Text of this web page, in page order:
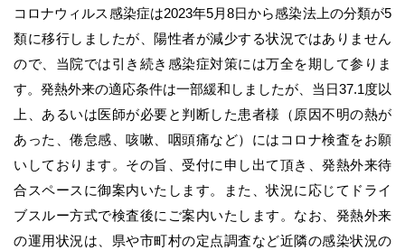
コロナウィルス感染症は2023年5月8日から感染法上の分類が5
類に移行しましたが、陽性者が減少する状況ではありません
ので、当院では引き続き感染症対策には万全を期して参りま
す。発熱外来の適応条件は一部緩和しましたが、当日37.1度以
上、あるいは医師が必要と判断した患者様（原因不明の熱が
あった、倦怠感、咳嗽、咽頭痛など）にはコロナ検査をお願
いしております。その旨、受付に申し出て頂き、発熱外来待
合スペースに御案内いたします。また、状況に応じてドライ
ブスルー方式で検査後にご案内いたします。なお、発熱外来
の運用状況は、県や市町村の定点調査など近隣の感染状況の